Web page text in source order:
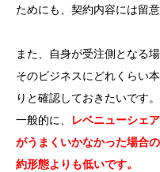
ためにも、契約内容には留意
また、自身が受注側となる
そのビジネスにどれくらい
りと確認しておきたいです。
一般的に、
レベニューシェ
がうまくいかなかった場合
約形態よりも低いです。